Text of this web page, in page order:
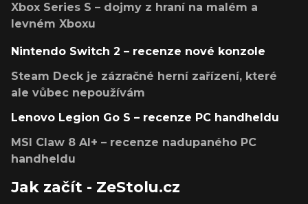
Xbox Series S – dojmy z hraní na malém a
levném Xboxu
Nintendo Switch 2 – recenze nové konzole
Steam Deck je zázračné herní zařízení, které
ale vůbec nepoužívám
Lenovo Legion Go S – recenze PC handheldu
MSI Claw 8 AI+ – recenze nadupaného PC
handheldu
Jak začít - ZeStolu.cz